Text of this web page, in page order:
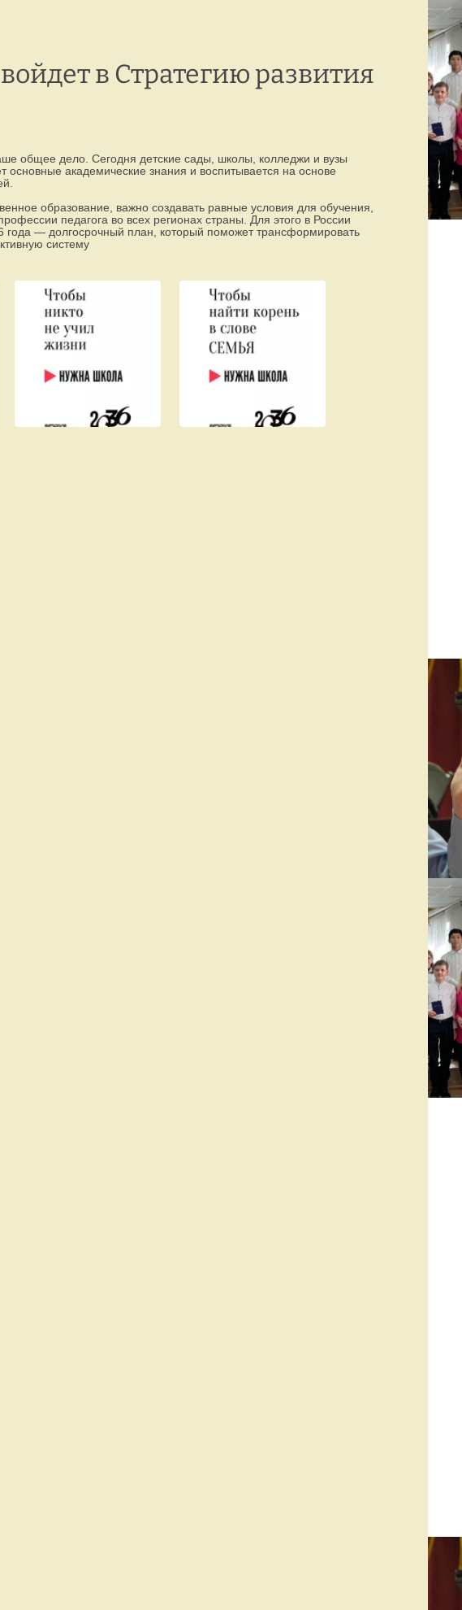
в Стратегию развития
общее дело. Сегодня детские сады, школы, колледжи и вузы
основные академические знания и воспитывается на основе
образование, важно создавать равные условия для обучения,
педагога во всех регионах страны. Для этого в России
года — долгосрочный план, который поможет трансформировать
систему